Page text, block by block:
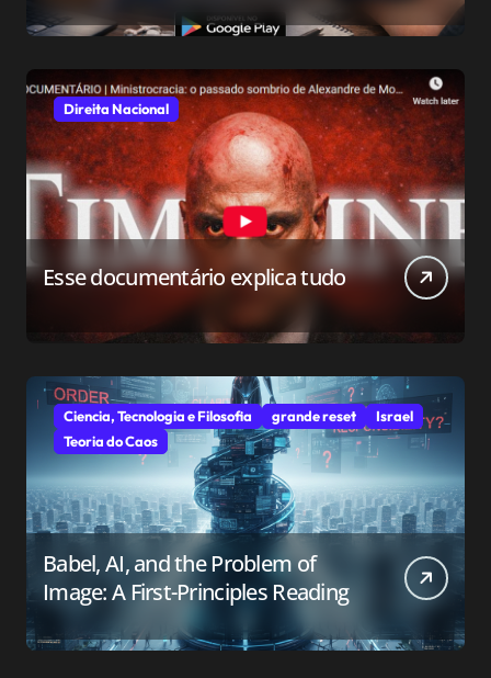
relacionamento para o público
conservador
Direita Nacional
Esse documentário explica tudo
Ciencia, Tecnologia e Filosofia grande reset
Israel
Teoria do Caos
Babel, AI, and the Problem of
Image: A First-Principles Reading